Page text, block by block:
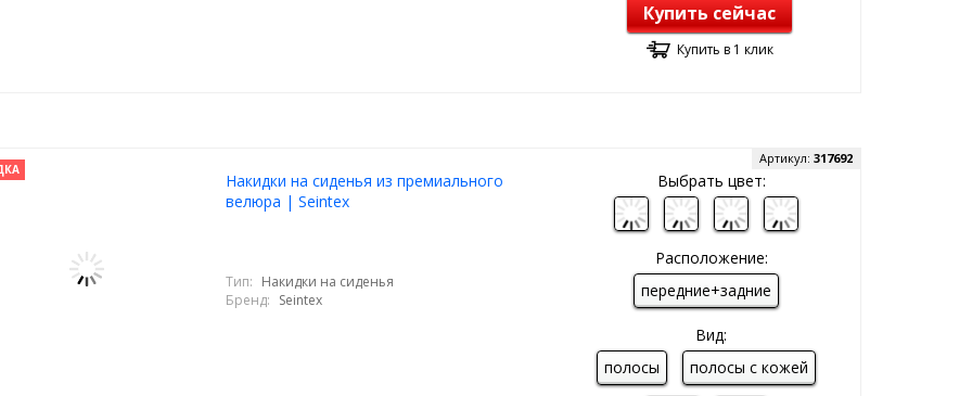
Купить сейчас
Купить в 1 клик
Накидки на сиденья из премиального
велюра | Seintex
Артикул: 317692
Тип: Накидки на сиденья
Бренд: Seintex
Выбрать цвет:
Расположение:
передние+задние
Вид:
полосы
полосы с кожей